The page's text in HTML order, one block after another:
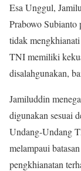
Esa Unggul,
Prabowo
tidak
TNI memiliki
disalahgunakan,
Jamiluddin
digunakan sesuai
Undang-Undang
melampaui
pengkhianatan